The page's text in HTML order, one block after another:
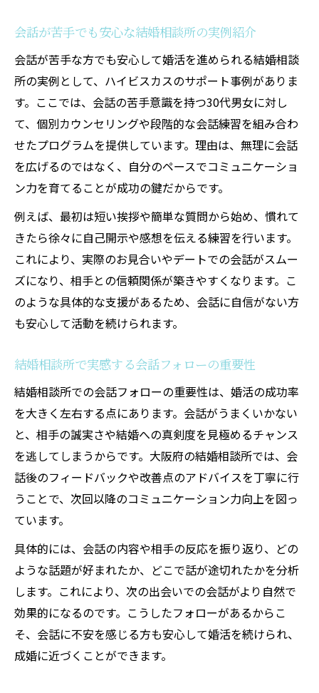
効率重視の婚活を結婚相談所で実現するコ
ツ
会話が苦手でも安心な結婚相談所の実例紹介
会話が苦手な方でも安心して婚活を進められる結婚相談
所の実例として、ハイビスカスのサポート事例がありま
す。ここでは、会話の苦手意識を持つ30代男女に対し
て、個別カウンセリングや段階的な会話練習を組み合わ
せたプログラムを提供しています。理由は、無理に会話
を広げるのではなく、自分のペースでコミュニケーショ
ン力を育てることが成功の鍵だからです。
例えば、最初は短い挨拶や簡単な質問から始め、慣れて
きたら徐々に自己開示や感想を伝える練習を行います。
これにより、実際のお見合いやデートでの会話がスムー
ズになり、相手との信頼関係が築きやすくなります。こ
のような具体的な支援があるため、会話に自信がない方
も安心して活動を続けられます。
結婚相談所で実感する会話フォローの重要性
結婚相談所での会話フォローの重要性は、婚活の成功率
を大きく左右する点にあります。会話がうまくいかない
と、相手の誠実さや結婚への真剣度を見極めるチャンス
を逃してしまうからです。大阪府の結婚相談所では、会
話後のフィードバックや改善点のアドバイスを丁寧に行
うことで、次回以降のコミュニケーション力向上を図っ
ています。
具体的には、会話の内容や相手の反応を振り返り、どの
ような話題が好まれたか、どこで話が途切れたかを分析
します。これにより、次の出会いでの会話がより自然で
効果的になるのです。こうしたフォローがあるからこ
そ、会話に不安を感じる方も安心して婚活を続けられ、
成婚に近づくことができます。